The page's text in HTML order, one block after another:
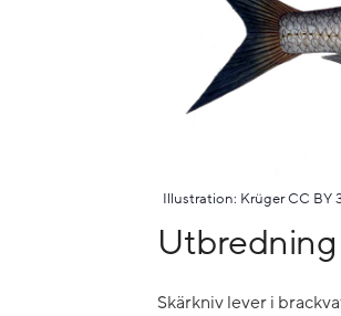
Illustration: Krüger CC BY
Utbredning
Skärkniv lever i